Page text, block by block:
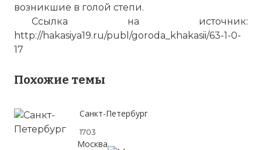
возникшие в голой степи.
Ссылка на источник:
http://hakasiya19.ru/publ/goroda_khakasii/63-1-0-
17
Похожие темы
Санкт-Петербург
1703
Москва